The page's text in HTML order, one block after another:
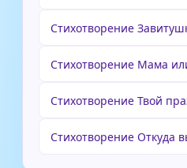
Стихотворение
Стихотворение Мама
Стихотворение Твой
Стихотворение Откуда